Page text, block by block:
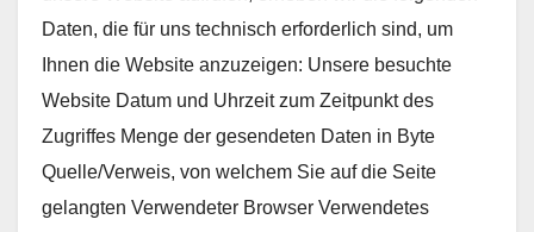
Daten, die für uns technisch erforderlich sind, um
Ihnen die Website anzuzeigen: Unsere besuchte
Website Datum und Uhrzeit zum Zeitpunkt des
Zugriffes Menge der gesendeten Daten in Byte
Quelle/Verweis, von welchem Sie auf die Seite
gelangten Verwendeter Browser Verwendetes